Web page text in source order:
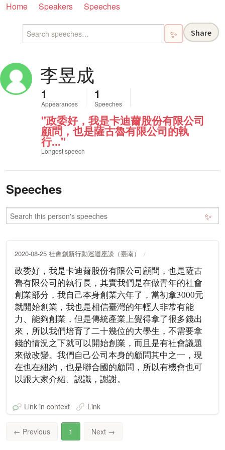
Home Speakers Speeches
✨ Share
李昱成
1
Appearances
1
Speeches
"政委好，我是卡迪薾股份有限公司
顧問，也是薩古魯有限公司的執
行..."
Longest speech
Speeches
✨
2020-08-25 社會創新行動巡迴座談（臺南）
政委好，我是卡迪薾股份有限公司顧問，也是薩古
魯有限公司的執行長，其實我們是在做青年的社會
創業部分，我自己本身創業六年了，當初拿3000元
就開始創業，我也是相信臺灣的年輕人非常有能
力、能夠創業，但是傳統產業上覺得拿了很多錢出
來，所以我們培育了二十幾位的大學生，不需要拿
錢的情況之下就可以開始創業，而且是有社會議題
來做改變。我們自己公司本身的顧問其中之一，現
在也在紐約，也是聯合國的顧問，所以有機會也可
以跟大家介紹、認識，謝謝。
Link in context Link
← Previous 1 Next →